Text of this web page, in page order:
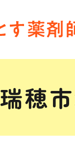
瑞穂